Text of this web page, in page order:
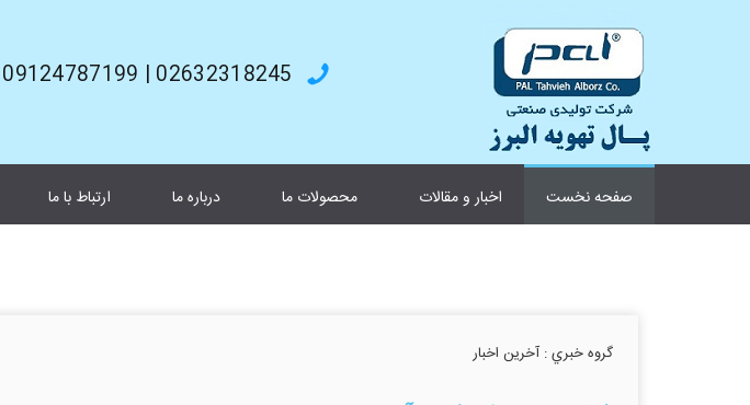
02632318245 | 09124787199
صفحه نخست اخبار و مقالات محصولات ما درباره ما ارتباط با ما
گروه خبري : آخرین اخبار